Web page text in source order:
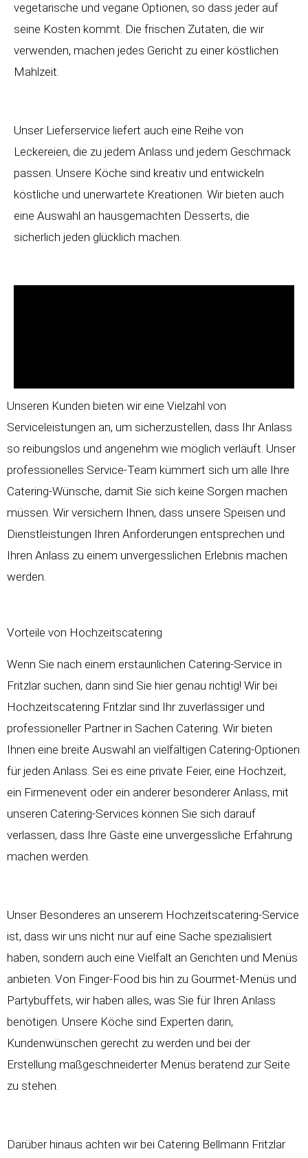
vegetarische und vegane Optionen, so dass jeder auf
seine Kosten kommt. Die frischen Zutaten, die wir
verwenden, machen jedes Gericht zu einer köstlichen
Mahlzeit.
Unser Lieferservice liefert auch eine Reihe von
Leckereien, die zu jedem Anlass und jedem Geschmack
passen. Unsere Köche sind kreativ und entwickeln
köstliche und unerwartete Kreationen. Wir bieten auch
eine Auswahl an hausgemachten Desserts, die
sicherlich jeden glücklich machen.
Unseren Kunden bieten wir eine Vielzahl von
Serviceleistungen an, um sicherzustellen, dass Ihr Anlass
so reibungslos und angenehm wie möglich verläuft. Unser
professionelles Service-Team kümmert sich um alle Ihre
Catering-Wünsche, damit Sie sich keine Sorgen machen
müssen. Wir versichern Ihnen, dass unsere Speisen und
Dienstleistungen Ihren Anforderungen entsprechen und
Ihren Anlass zu einem unvergesslichen Erlebnis machen
werden.
Vorteile von Hochzeitscatering
Wenn Sie nach einem erstaunlichen Catering-Service in
Fritzlar suchen, dann sind Sie hier genau richtig! Wir bei
Hochzeitscatering Fritzlar sind Ihr zuverlässiger und
professioneller Partner in Sachen Catering. Wir bieten
Ihnen eine breite Auswahl an vielfältigen Catering-Optionen
für jeden Anlass. Sei es eine private Feier, eine Hochzeit,
ein Firmenevent oder ein anderer besonderer Anlass, mit
unseren Catering-Services können Sie sich darauf
verlassen, dass Ihre Gäste eine unvergessliche Erfahrung
machen werden.
Unser Besonderes an unserem Hochzeitscatering-Service
ist, dass wir uns nicht nur auf eine Sache spezialisiert
haben, sondern auch eine Vielfalt an Gerichten und Menüs
anbieten. Von Finger-Food bis hin zu Gourmet-Menüs und
Partybuffets, wir haben alles, was Sie für Ihren Anlass
benötigen. Unsere Köche sind Experten darin,
Kundenwünschen gerecht zu werden und bei der
Erstellung maßgeschneiderter Menüs beratend zur Seite
zu stehen.
Darüber hinaus achten wir bei Catering Bellmann Fritzlar